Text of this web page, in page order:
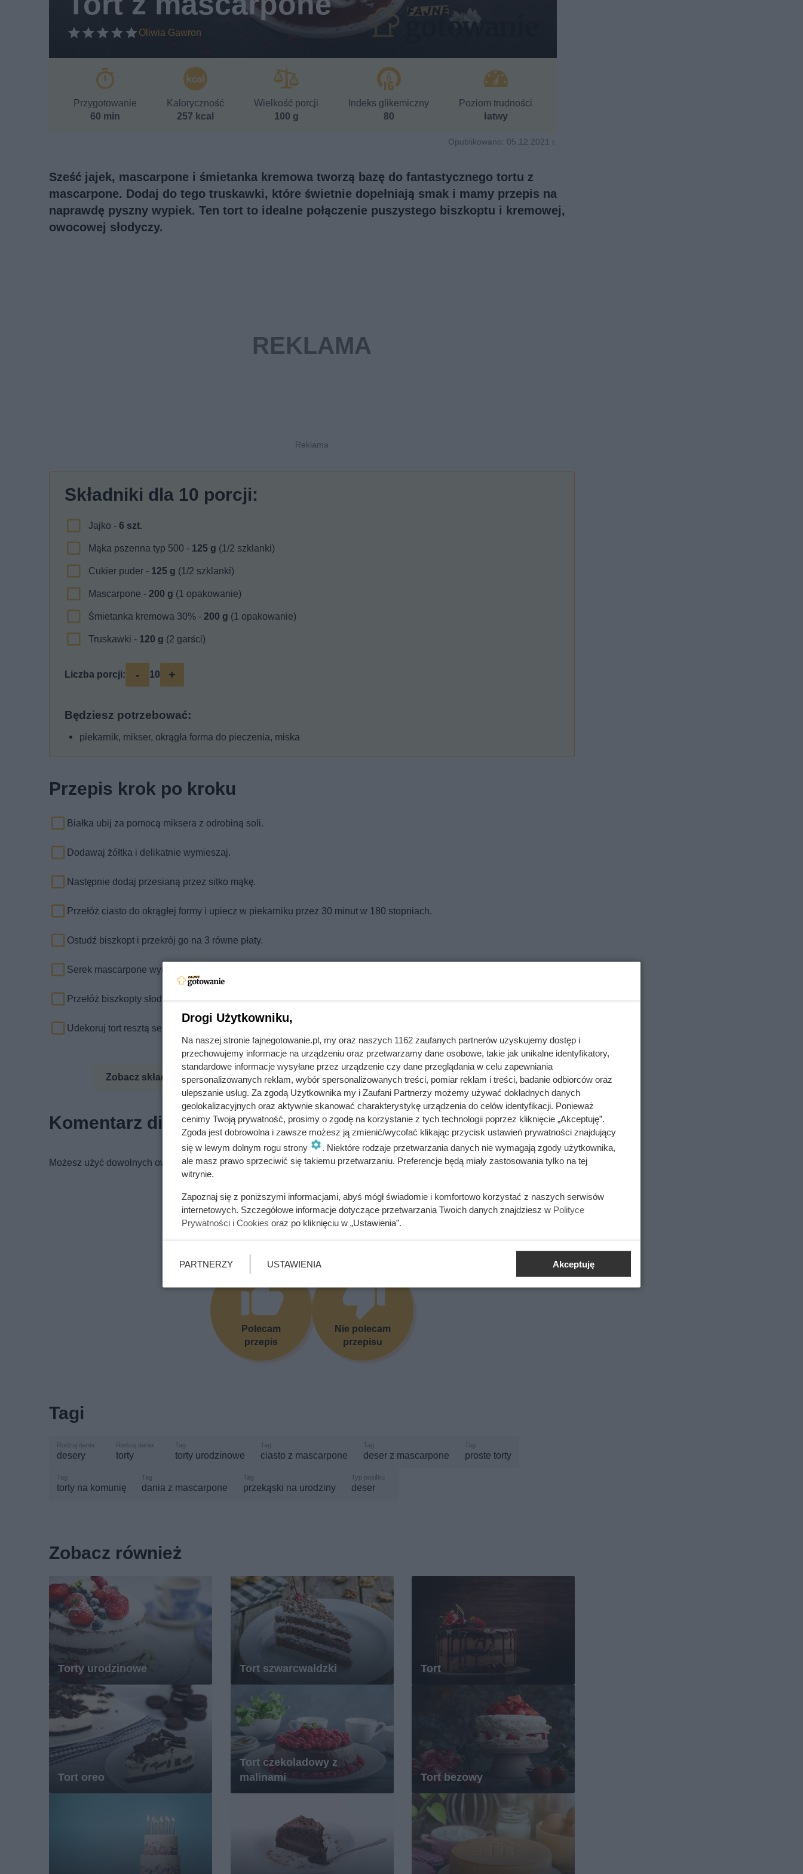
Oliwia Gawron
Przygotowanie
60 min
Kaloryczność
257 kcal
Wielkość porcji
100 g
Indeks glikemiczny
80
Poziom trudności
łatwy
Opublikowano: 05.12.2021 r.
Sześć jajek, mascarpone i śmietanka kremowa tworzą bazę do fantastycznego tortu z
mascarpone. Dodaj do tego truskawki, które świetnie dopełniają smak i mamy przepis na
naprawdę pyszny wypiek. Ten tort to idealne połączenie puszystego biszkoptu i kremowej,
owocowej słodyczy.
Składniki dla 10 porcji:
Jajko - 6 szt.
Mąka pszenna typ 500 - 125 g (1/2 szklanki)
Cukier puder - 125 g (1/2 szklanki)
Mascarpone - 200 g (1 opakowanie)
Śmietanka kremowa 30% - 200 g (1 opakowanie)
Truskawki - 120 g (2 garści)
Liczba porcji: - 10 +
Będziesz potrzebować:
piekarnik, mikser, okrągła forma do pieczenia, miska
Przepis krok po kroku
Białka ubij za pomocą miksera z odrobiną soli.
Dodawaj żółtka i delikatnie wymieszaj.
Następnie dodaj przesianą przez sitko mąkę.
Przełóż ciasto do okrągłej formy i upiecz w piekarniku przez 30 minut w 180 stopniach.
Ostudź biszkopt i przekrój go na 3 równe płaty.
Serek mascarpone wymieszaj z cukrem pudrem i zmiksuj na gładki krem.
Przełóż biszkopty słodkim kremem i truskawkami przekrojonymi w ćwiartki.
Udekoruj tort resztą serka i truskawkami.
Zobacz składniki odżywcze Zobacz alergeny Oblicz koszty przyrządzenia potrawy
Komentarz dietetyka
Możesz użyć dowolnych owoców, najlepiej jeśli będą one sezonowe.
Polecam
przepis
Nie polecam
przepisu
Tagi
desery torty torty urodzinowe ciasto z mascarpone deser z mascarpone proste torty
torty na komunię dania z mascarpone przekąski na urodziny deser
Zobacz również
Torty urodzinowe Tort szwarcwaldzki Tort
Tort oreo
Tort czekoladowy z
malinami
Tort bezowy
Drogi Użytkowniku,
Na naszej stronie fajnegotowanie.pl, my oraz naszych 1162 zaufanych partnerów uzyskujemy dostęp i
przechowujemy informacje na urządzeniu oraz przetwarzamy dane osobowe, takie jak unikalne identyfikatory,
standardowe informacje wysyłane przez urządzenie czy dane przeglądania w celu zapewniania
spersonalizowanych reklam, wybór spersonalizowanych treści, pomiar reklam i treści, badanie odbiorców oraz
ulepszanie usług. Za zgodą Użytkownika my i Zaufani Partnerzy możemy używać dokładnych danych
geolokalizacyjnych oraz aktywnie skanować charakterystykę urządzenia do celów identyfikacji. Ponieważ
cenimy Twoją prywatność, prosimy o zgodę na korzystanie z tych technologii poprzez kliknięcie „Akceptuję”.
Zgoda jest dobrowolna i zawsze możesz ją zmienić/wycofać klikając przycisk ustawień prywatności znajdujący
się w lewym dolnym rogu strony
. Niektóre rodzaje przetwarzania danych nie wymagają zgody użytkownika,
ale masz prawo sprzeciwić się takiemu przetwarzaniu. Preferencje będą miały zastosowania tylko na tej
witrynie.
Zapoznaj się z poniższymi informacjami, abyś mógł świadomie i komfortowo korzystać z naszych serwisów
internetowych. Szczegółowe informacje dotyczące przetwarzania Twoich danych znajdziesz w Polityce
Prywatności i Cookies oraz po kliknięciu w „Ustawienia”.
PARTNERZY USTAWIENIA Akceptuję